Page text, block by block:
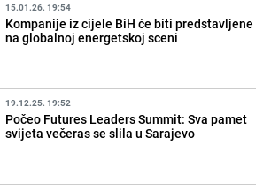
15.01.26. 19:54
Kompanije iz cijele BiH će biti predstavljene
na globalnoj energetskoj sceni
19.12.25. 19:52
Počeo Futures Leaders Summit: Sva pamet
svijeta večeras se slila u Sarajevo